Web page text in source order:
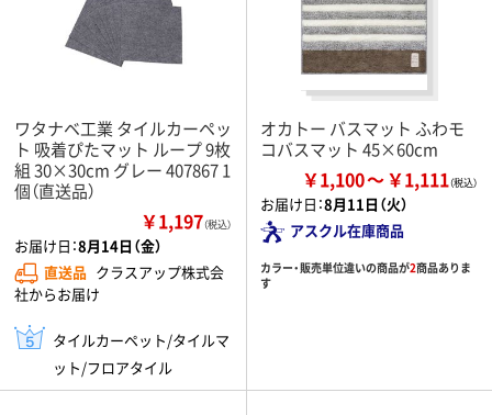
ワタナベ工業 タイルカーペッ
ト 吸着ぴたマット ループ 9枚
組 30×30cm グレー 407867 1
個（直送品）
￥1,197（税込）
お届け日：8月14日（金）
直送品 クラスアップ株式会
社からお届け
タイルカーペット/タイルマ
ット/フロアタイル
オカトー バスマット ふわモ
コバスマット 45×60cm
￥1,100 ￥1,111
お届け日：8月11日（火）
アスクル在庫商品
カラー・販売単位違いの商品が2商品ありま
す